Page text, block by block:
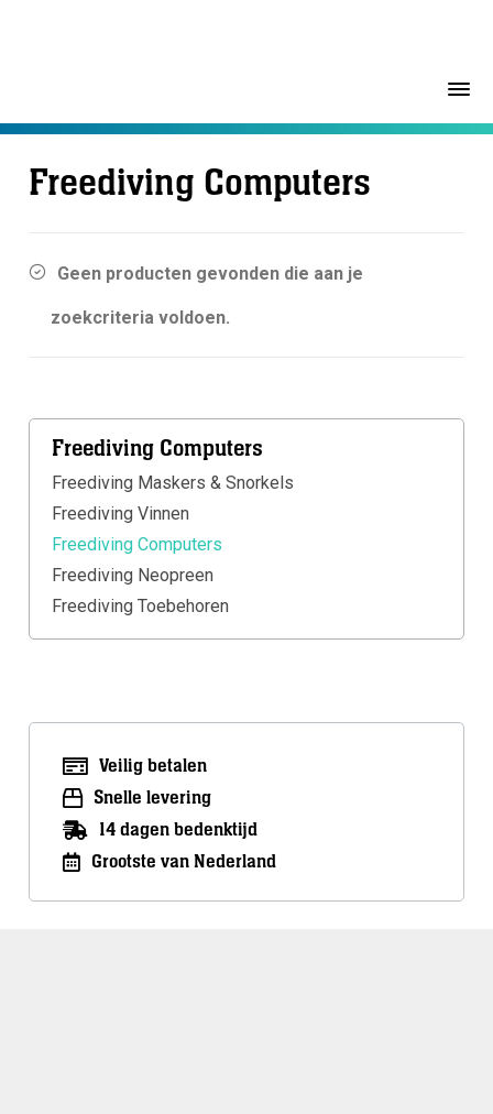
Freediving Computers
Geen producten gevonden die aan je
zoekcriteria voldoen.
Freediving Computers
Freediving Maskers & Snorkels
Freediving Vinnen
Freediving Computers
Freediving Neopreen
Freediving Toebehoren
Veilig betalen
Snelle levering
14 dagen bedenktijd
Grootste van Nederland